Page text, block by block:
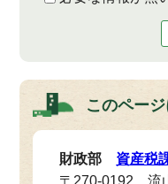
このペー
財政部 資産税